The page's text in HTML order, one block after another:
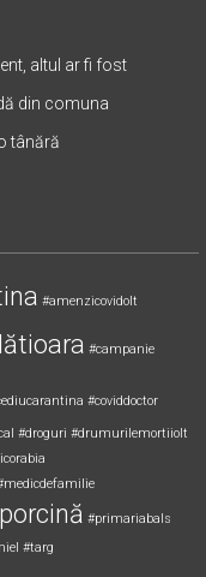
altul ar fi fost
din comuna
tânără
#amenzicovidolt
#campanie
#coviddoctor
#droguri #drumurilemortiiolt
#primariabals
#targ